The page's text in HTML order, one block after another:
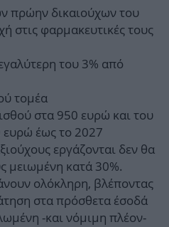
πρώην δικαιούχων του
στις φαρμακευτικές τους
του 3% από
τομέα
στα 950 ευρώ και του
έως το 2027
εργάζονται δεν θα
μειωμένη κατά 30%.
ολόκληρη, βλέποντας
στα πρόσθετα έσοδά
-και νόμιμη πλέον-